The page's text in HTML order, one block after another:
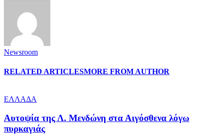
Newsroom
RELATED ARTICLESMORE FROM AUTHOR
ΕΛΛΑΔΑ
Αυτοψία της Λ. Μενδώνη στα Αιγόσθενα λόγω
πυρκαγιάς